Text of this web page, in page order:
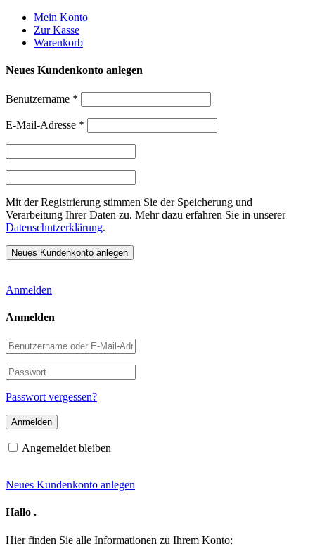
Weiter
zum
Inhalt
Mein Konto
Zur Kasse
Warenkorb
Neues Kundenkonto anlegen
Benutzername *
E-Mail-Adresse *
Mit der Registrierung stimmen Sie der Speicherung und
Verarbeitung Ihrer Daten zu. Mehr dazu erfahren Sie in unserer
Datenschutzerklärung.
Anmelden
Anmelden
Benutzername
oder
E-
Mail-
Adresse
Passwort
Passwort vergessen?
Angemeldet bleiben
Neues Kundenkonto anlegen
Hallo .
Hier finden Sie alle Informationen zu Ihrem Konto: